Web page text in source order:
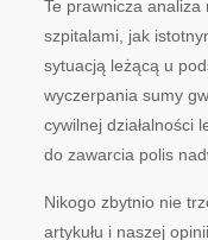
Te prawnicza
szpitalami, jak
sytuacją leżącą u
wyczerpania sumy
cywilnej działalności
do zawarcia polis
Nikogo zbytnio nie
artykułu i naszej